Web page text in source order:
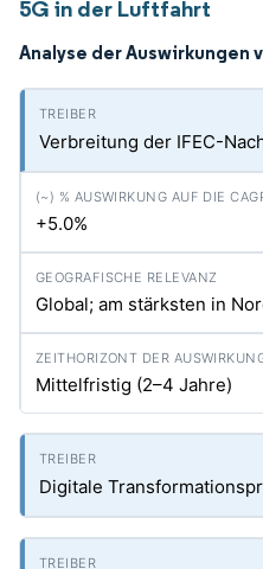
5G in der Luftfahrt
Analyse der Auswirkungen
Verbreitung der IFEC-
+5.0%
Global; am stärksten in
Mittelfristig (2–4 Jahre)
Digitale